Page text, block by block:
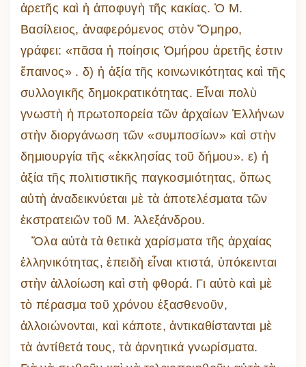
ἀρετῆς καὶ ἡ ἀποφυγὴ τῆς κακίας. Ὁ Μ.
Βασίλειος, ἀναφερόμενος στὸν Ὅμηρο,
γράφει: «πᾶσα ἡ ποίησις Ὁμήρου ἀρετῆς ἐστιν
ἔπαινος» . δ) ἡ ἀξία τῆς κοινωνικότητας καὶ τῆς
συλλογικῆς δημοκρατικότητας. Εἶναι πολὺ
γνωστὴ ἡ πρωτοπορεία τῶν ἀρχαίων Ἑλλήνων
στὴν διοργάνωση τῶν «συμποσίων» καὶ στὴν
δημιουργία τῆς «ἐκκλησίας τοῦ δήμου». ε) ἡ
ἀξία τῆς πολιτιστικῆς παγκοσμιότητας, ὅπως
αὐτὴ ἀναδεικνύεται μὲ τὰ ἀποτελέσματα τῶν
ἐκστρατειῶν τοῦ Μ. Ἀλεξάνδρου.
Ὅλα αὐτὰ τὰ θετικὰ χαρίσματα τῆς ἀρχαίας
ἑλληνικότητας, ἐπειδὴ εἶναι κτιστά, ὑπόκεινται
στὴν ἀλλοίωση καὶ στὴ φθορά. Γι αὐτὸ καὶ μὲ
τὸ πέρασμα τοῦ χρόνου ἐξασθενοῦν,
ἀλλοιώνονται, καὶ κάποτε, ἀντικαθίστανται μὲ
τὰ ἀντίθετά τους, τὰ ἀρνητικά γνωρίσματα.